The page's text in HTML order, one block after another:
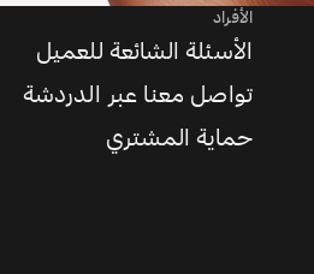
الأفراد
الأسئلة الشائعة للعميل
تواصل معنا عبر الدردشة
حماية المشتري